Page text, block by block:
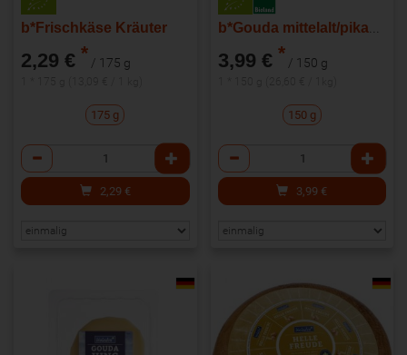
b*Frischkäse Kräuter
2,29 € * / 175 g
175 g
Anzahl
2,29 €
3,99 € * / 150 g
150 g
Anzahl
3,99 €